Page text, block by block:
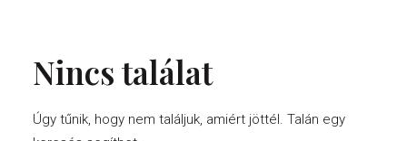
Nincs találat
Úgy tűnik, hogy nem találjuk, amiért jöttél. Talán egy